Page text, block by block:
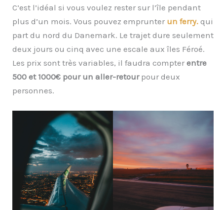
C’est l’idéal si vous voulez rester sur l’île pendant
plus d’un mois. Vous pouvez emprunter un ferry. qui
part du nord du Danemark. Le trajet dure seulement
deux jours ou cinq avec une escale aux îles Féroé.
Les prix sont très variables, il faudra compter entre
500 et 1000€ pour un aller-retourpour deux
personnes.